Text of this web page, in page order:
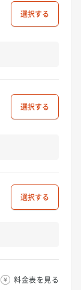
選択
選択
選択
料金表を見る